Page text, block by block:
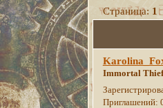
Страница: 1
Immortal Thief
Приглашений: